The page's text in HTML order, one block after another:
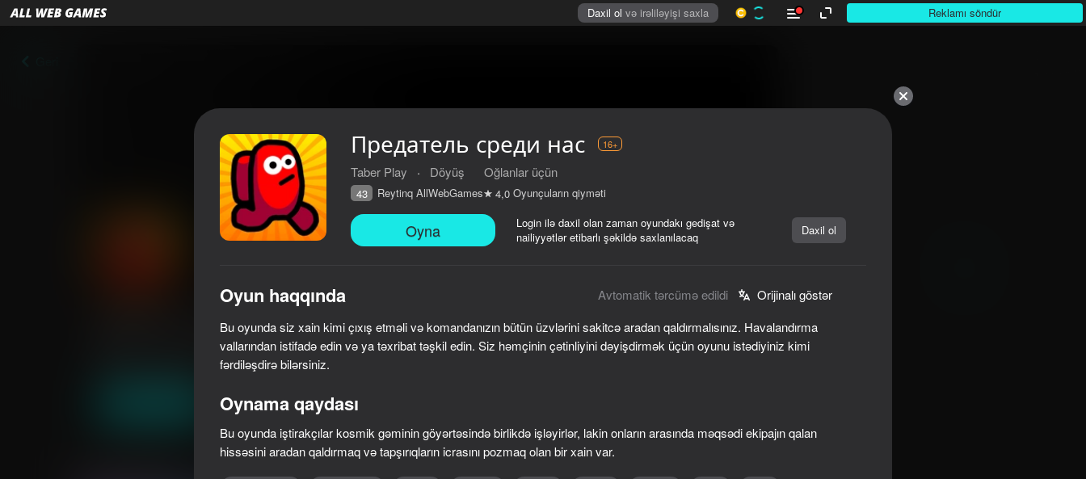
Daxil ol və irəliləyişi saxla Reklamı söndür
Предатель среди нас
Reytinq AllWebGames 4,0Oyunçuların qiyməti 16+
Oğlanlar üçün Taber Play
Предатель среди нас 16+
Taber Play · Döyüş Oğlanlar üçün
43 Reytinq AllWebGames 4,0 Oyunçuların qiyməti
Oyna
Login ilə daxil olan zaman oyundakı gedişat və
nailiyyətlər etibarlı şəkildə saxlanılacaq
Daxil ol
Oyun haqqında Avtomatik tərcümə edildi
Orijinalı göstər
Bu oyunda siz xain kimi çıxış etməli və komandanızın bütün üzvlərini sakitcə aradan qaldırmalısınız. Havalandırma
vallarından istifadə edin və ya təxribat təşkil edin. Siz həmçinin çətinliyini dəyişdirmək üçün oyunu istədiyiniz kimi
fərdiləşdirə bilərsiniz.
Oynama qaydası
Bu oyunda iştirakçılar kosmik gəminin göyərtəsində birlikdə işləyirlər, lakin onların arasında məqsədi ekipajın qalan
hissəsini aradan qaldırmaq və tapşırıqların icrasını pozmaq olan bir xain var.